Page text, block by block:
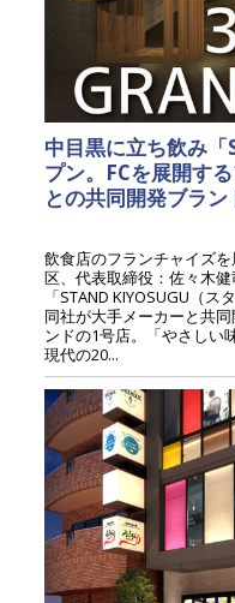
中目黒に立ち飲み
プン。FCを展開す
との共同開発ブラン
飲食店のフランチャイズ
区、代表取締役：佐々木
「STAND KIYOSUGU（ス
同社が大手メーカーと共
ンドの1号店。「やさしい
現代の20...